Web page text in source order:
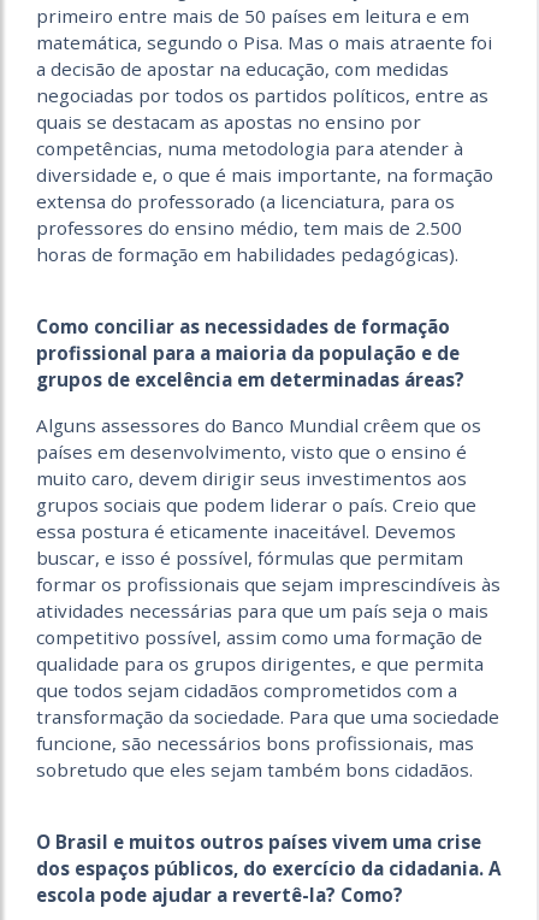
primeiro entre mais de 50 países em leitura e em
matemática, segundo o Pisa. Mas o mais atraente foi
a decisão de apostar na educação, com medidas
negociadas por todos os partidos políticos, entre as
quais se destacam as apostas no ensino por
competências, numa metodologia para atender à
diversidade e, o que é mais importante, na formação
extensa do professorado (a licenciatura, para os
professores do ensino médio, tem mais de 2.500
horas de formação em habilidades pedagógicas).
Como conciliar as necessidades de formação
profissional para a maioria da população e de
grupos de excelência em determinadas áreas?
Alguns assessores do Banco Mundial crêem que os
países em desenvolvimento, visto que o ensino é
muito caro, devem dirigir seus investimentos aos
grupos sociais que podem liderar o país. Creio que
essa postura é eticamente inaceitável. Devemos
buscar, e isso é possível, fórmulas que permitam
formar os profissionais que sejam imprescindíveis às
atividades necessárias para que um país seja o mais
competitivo possível, assim como uma formação de
qualidade para os grupos dirigentes, e que permita
que todos sejam cidadãos comprometidos com a
transformação da sociedade. Para que uma sociedade
funcione, são necessários bons profissionais, mas
sobretudo que eles sejam também bons cidadãos.
O Brasil e muitos outros países vivem uma crise
dos espaços públicos, do exercício da cidadania. A
escola pode ajudar a revertê-la? Como?